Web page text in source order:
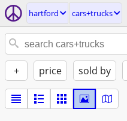
hartford cars+trucks
+ price sold by